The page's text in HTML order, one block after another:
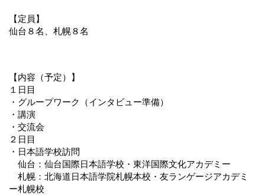
【定員】
仙台８名、札幌８名
【内容（予定）】
１日目
・グループワーク（インタビュー準備）
・講演
・交流会
２日目
・日本語学校訪問
仙台：仙台国際日本語学校・東洋国際文化アカデミー
札幌：北海道日本語学院札幌本校・友ランゲージアカデミ
ー札幌校